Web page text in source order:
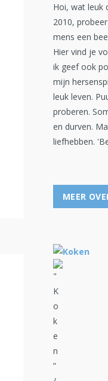
Hoi, wat leuk
2010,
mens een
Hier vind je
ik geef ook
mijn
leuk leven.
proberen.
en durven.
liefhebben.
MEER